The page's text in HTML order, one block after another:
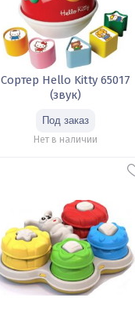
Сортер Hello Kitty 65017
(звук)
Нет в наличии